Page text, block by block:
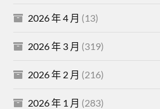
2026 年 4 月 (13)
2026 年 3 月 (319)
2026 年 2 月 (216)
2026 年 1 月 (283)